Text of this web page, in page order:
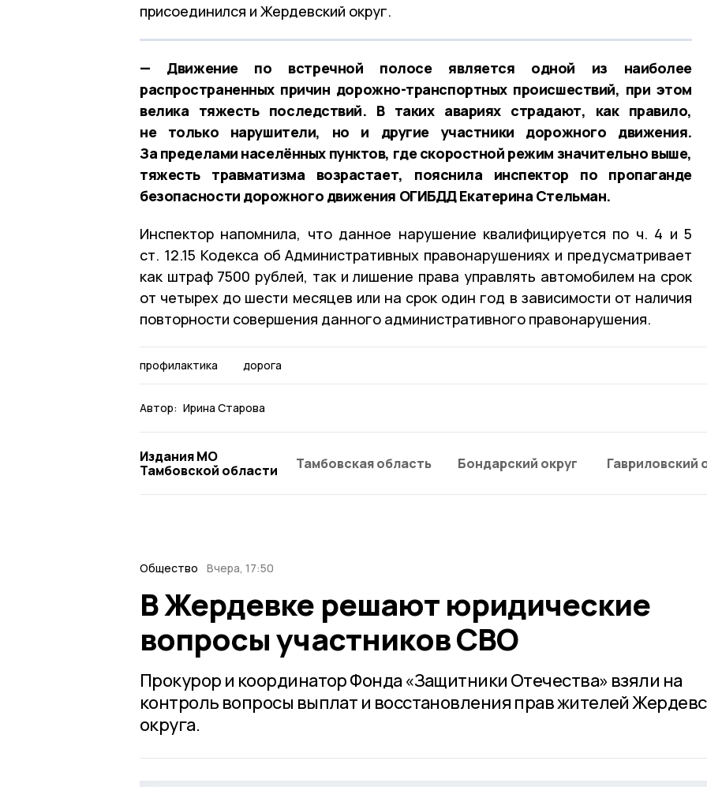
присоединился и Жердевский округ.
— Движение по встречной полосе является одной из наиболее
распространенных причин дорожно-транспортных происшествий, при этом
велика тяжесть последствий. В таких авариях страдают, как правило,
не только нарушители, но и другие участники дорожного движения.
За пределами населённых пунктов, где скоростной режим значительно выше,
тяжесть травматизма возрастает, пояснила инспектор по пропаганде
безопасности дорожного движения ОГИБДД Екатерина Стельман.
Инспектор напомнила, что данное нарушение квалифицируется по ч. 4 и 5
ст. 12.15 Кодекса об Административных правонарушениях и предусматривает
как штраф 7500 рублей, так и лишение права управлять автомобилем на срок
от четырех до шести месяцев или на срок один год в зависимости от наличия
повторности совершения данного административного правонарушения.
профилактика дорога
Автор: Ирина Старова
Издания МО
Тамбовской области
Тамбовская область Бондарский округ Гавриловский
Общество Вчера, 17:50
В Жердевке решают юридические
вопросы участников СВО
Прокурор и координатор Фонда «Защитники Отечества» взяли на
контроль вопросы выплат и восстановления прав жителей
округа.